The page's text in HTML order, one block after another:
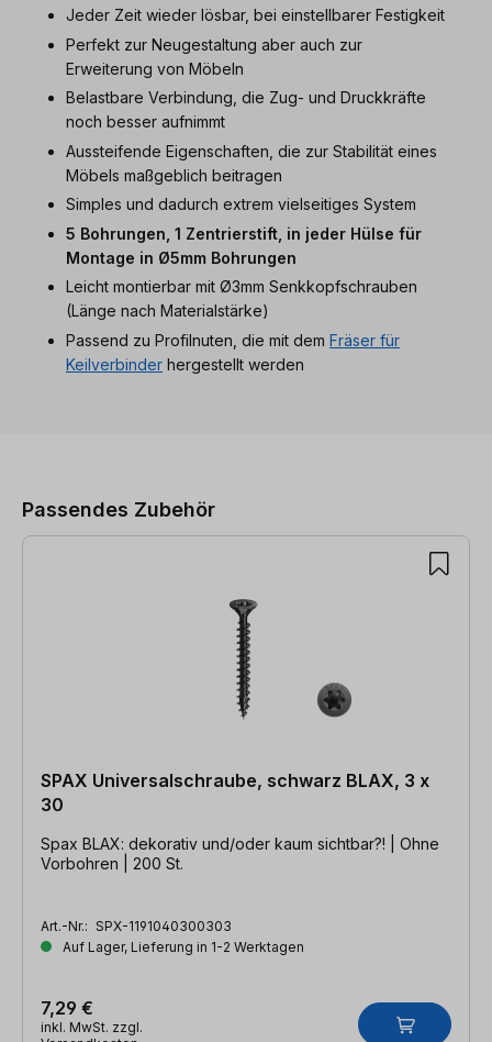
Jeder Zeit wieder lösbar, bei einstellbarer Festigkeit
Perfekt zur Neugestaltung aber auch zur
Erweiterung von Möbeln
Belastbare Verbindung, die Zug- und Druckkräfte
noch besser aufnimmt
Aussteifende Eigenschaften, die zur Stabilität eines
Möbels maßgeblich beitragen
Simples und dadurch extrem vielseitiges System
5 Bohrungen, 1 Zentrierstift, in jeder Hülse für
Montage in Ø5mm Bohrungen
Leicht montierbar mit Ø3mm Senkkopfschrauben
(Länge nach Materialstärke)
Passend zu Profilnuten, die mit dem Fräser für
Keilverbinder hergestellt werden
Passendes Zubehör
SPAX Universalschraube, schwarz BLAX, 3 x
30
Spax BLAX: dekorativ und/oder kaum sichtbar?! | Ohne
Vorbohren | 200 St.
Art.-Nr.: SPX-1191040300303
Auf Lager, Lieferung in 1-2 Werktagen
7,29 €
inkl. MwSt. zzgl.